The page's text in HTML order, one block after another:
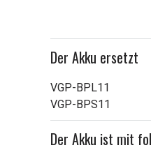
Kapazität:
Der Akku ersetzt
VGP-BPL11
VGP-BPS11
Der Akku ist mit